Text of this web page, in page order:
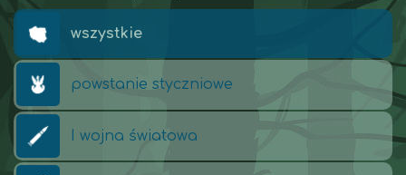
wszystkie
powstanie styczniowe
I wojna światowa